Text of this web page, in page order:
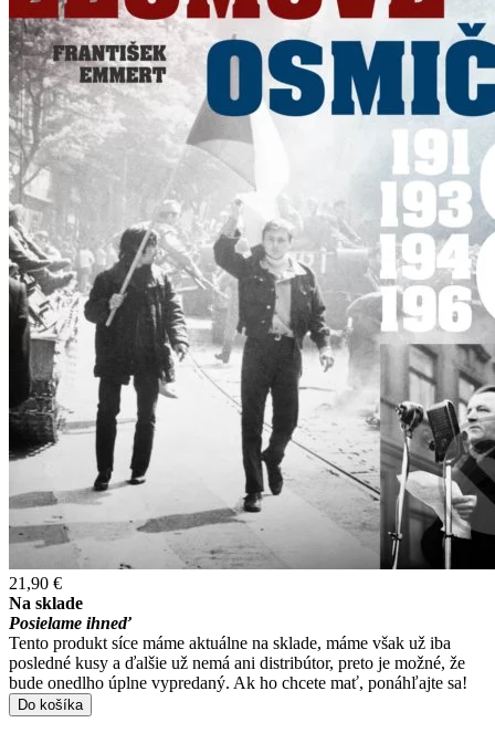
21,90 €
Na sklade
Posielame ihneď
Tento produkt síce máme aktuálne na sklade, máme však už iba
posledné kusy a ďalšie už nemá ani distribútor, preto je možné, že
bude onedlho úplne vypredaný. Ak ho chcete mať, ponáhľajte sa!
Do košíka